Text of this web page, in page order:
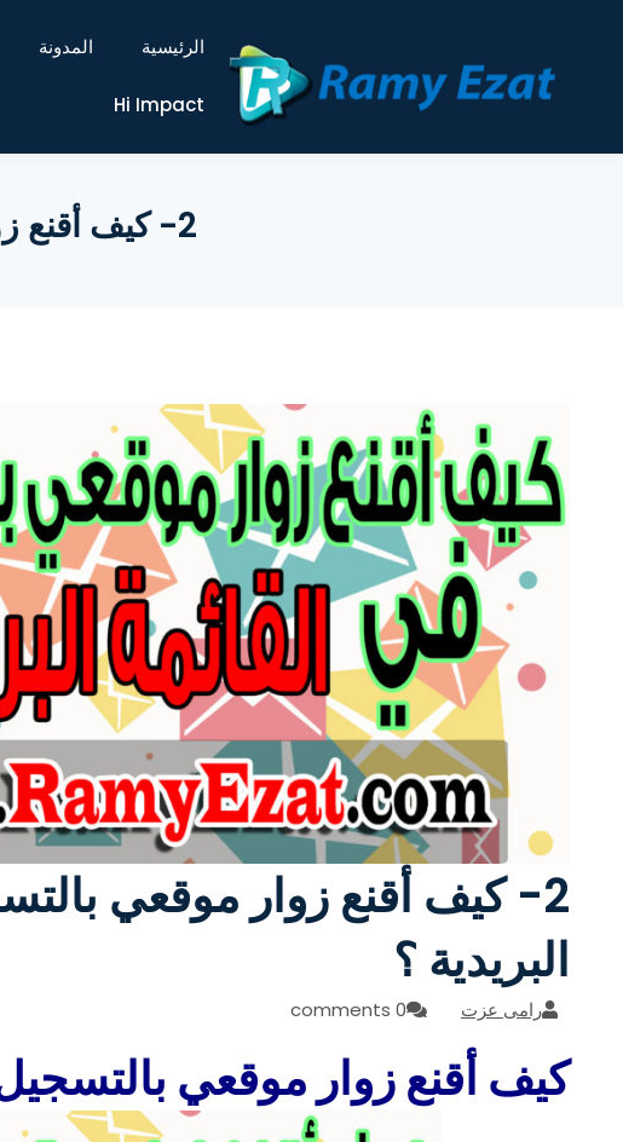
الرئيسية المدونة
Hi Impact
2- كيف أقنع زوار موقعي بالتسجيل فى القائمة البريدية ؟
2- كيف أقنع زوار موقعي
البريدية ؟
رامى عزت 0 comments
كيف أقنع زوار موقعي